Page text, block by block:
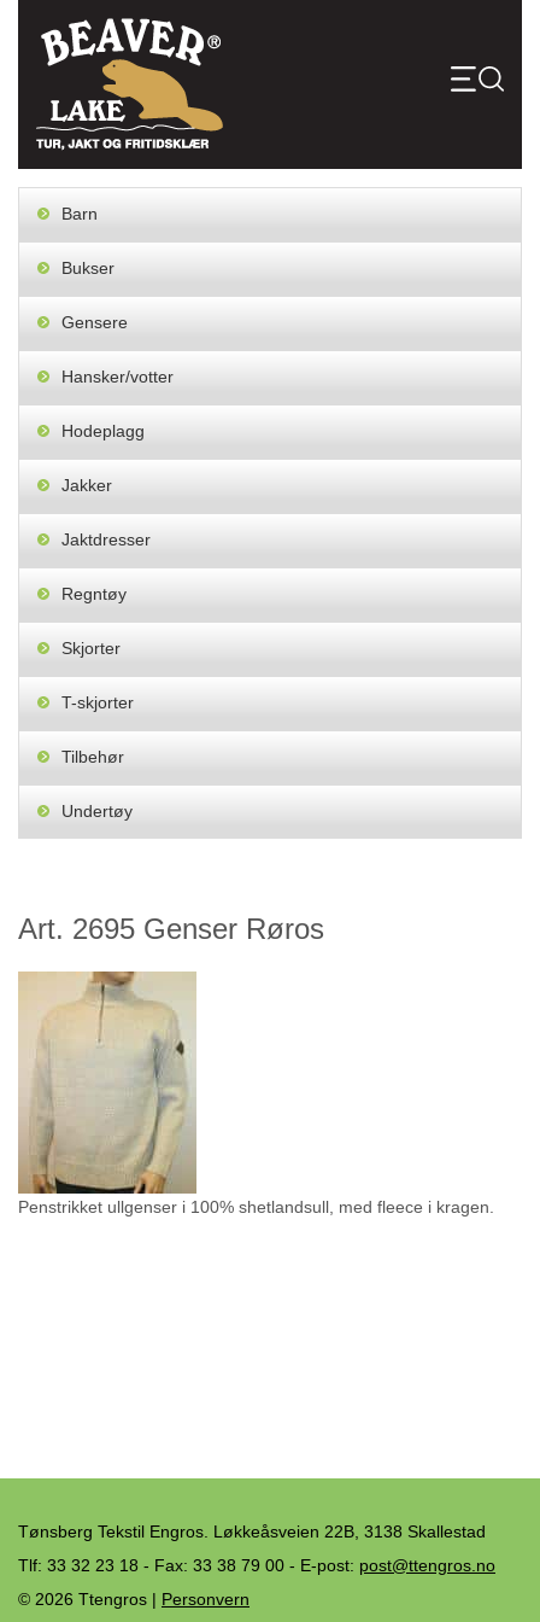
content
Barn
Bukser
Gensere
Hansker/votter
Hodeplagg
Jakker
Jaktdresser
Regntøy
Skjorter
T-skjorter
Tilbehør
Undertøy
Art. 2695 Genser Røros
Penstrikket ullgenser i 100% shetlandsull, med fleece i kragen.
Tønsberg Tekstil Engros. Løkkeåsveien 22B, 3138 Skallestad
Tlf: 33 32 23 18 - Fax: 33 38 79 00 - E-post: post@ttengros.no
© 2026 Ttengros | Personvern